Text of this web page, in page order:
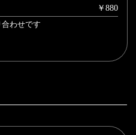
￥880
わせです